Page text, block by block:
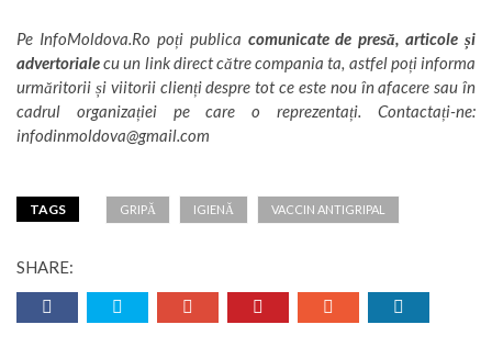
Pe InfoMoldova.Ro poți publica comunicate de presă, articole și
advertorialecu un link direct către compania ta, astfel poți informa
urmăritorii și viitorii clienți despre tot ce este nou în afacere sau în
cadrul organizației pe care o reprezentați. Contactați-ne:
infodinmoldova@gmail.com
TAGS GRIPĂ IGIENĂ VACCIN ANTIGRIPAL
SHARE: